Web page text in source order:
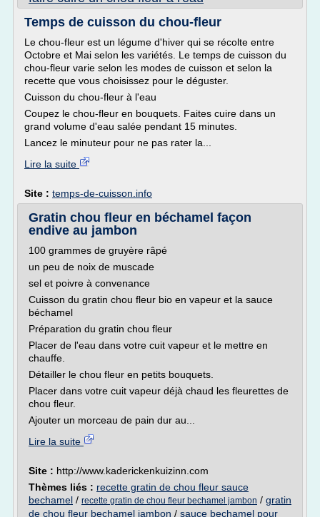
Temps de cuisson du chou-fleur
Le chou-fleur est un légume d'hiver qui se récolte entre
Octobre et Mai selon les variétés. Le temps de cuisson du
chou-fleur varie selon les modes de cuisson et selon la
recette que vous choisissez pour le déguster.
Cuisson du chou-fleur à l'eau
Coupez le chou-fleur en bouquets. Faites cuire dans un
grand volume d'eau salée pendant 15 minutes.
Lancez le minuteur pour ne pas rater la...
Lire la suite
Site : temps-de-cuisson.info
Gratin chou fleur en béchamel façon
endive au jambon
100 grammes de gruyère râpé
un peu de noix de muscade
sel et poivre à convenance
Cuisson du gratin chou fleur bio en vapeur et la sauce
béchamel
Préparation du gratin chou fleur
Placer de l'eau dans votre cuit vapeur et le mettre en
chauffe.
Détailler le chou fleur en petits bouquets.
Placer dans votre cuit vapeur déjà chaud les fleurettes de
chou fleur.
Ajouter un morceau de pain dur au...
Lire la suite
Site : http://www.kaderickenkuizinn.com
Thèmes liés : recette gratin de chou fleur sauce
bechamel / recette gratin de chou fleur bechamel jambon / gratin
de chou fleur bechamel jambon / sauce bechamel pour